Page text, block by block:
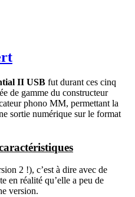
II USB fut durant ces cinq
de gamme du constructeur
phono MM, permettant la
sortie numérique sur le format
2 !), c’est à dire avec de
en réalité qu’elle a peu de
version.